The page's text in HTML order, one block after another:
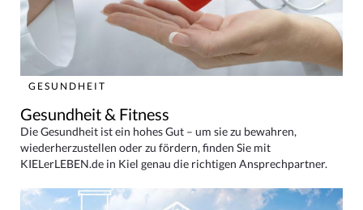
GESUNDHEIT
Gesundheit & Fitness
Die Gesundheit ist ein hohes Gut – um sie zu bewahren,
wiederherzustellen oder zu fördern, finden Sie mit
KIELerLEBEN.de in Kiel genau die richtigen Ansprechpartner.